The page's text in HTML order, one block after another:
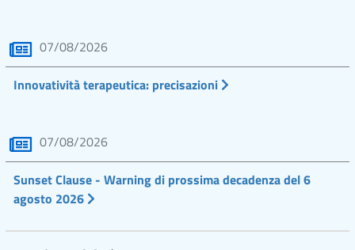
07/08/2026
Innovatività terapeutica: precisazioni
07/08/2026
Sunset Clause - Warning di prossima decadenza del 6
agosto 2026